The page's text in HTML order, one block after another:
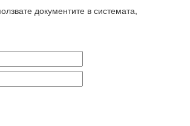
документите в системата,